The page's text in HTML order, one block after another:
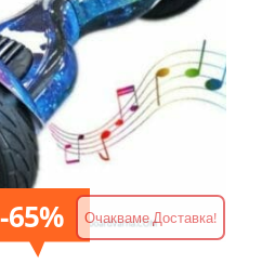
65% Очакваме Доставка!